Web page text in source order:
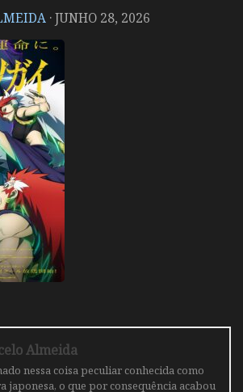
·JUNHO 28, 2026
Almeida
nessa coisa peculiar conhecida como
japonesa, o que por consequência acabou